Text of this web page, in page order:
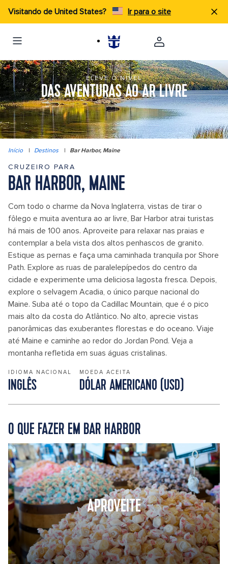
Visitando de United States? Ir para o site
ELEVE O NÍVEL
DAS AVENTURAS AO AR LIVRE
Início | Destinos | Bar Harbor, Maine
CRUZEIRO PARA
BAR HARBOR, MAINE
Com todo o charme da Nova Inglaterra, vistas de tirar o
fôlego e muita aventura ao ar livre, Bar Harbor atrai turistas
há mais de 100 anos. Aproveite para relaxar nas praias e
contemplar a bela vista dos altos penhascos de granito.
Estique as pernas e faça uma caminhada tranquila por Shore
Path. Explore as ruas de paralelepípedos do centro da
cidade e experimente uma deliciosa lagosta fresca. Depois,
explore o selvagem Acadia, o único parque nacional do
Maine. Suba até o topo da Cadillac Mountain, que é o pico
mais alto da costa do Atlântico. No alto, aprecie vistas
panorâmicas das exuberantes florestas e do oceano. Viaje
até Maine e caminhe ao redor do Jordan Pond. Veja a
montanha refletida em suas águas cristalinas.
IDIOMA NACIONAL
INGLÊS
MOEDA ACEITA
DÓLAR AMERICANO (USD)
O QUE FAZER EM BAR HARBOR
APROVEITE